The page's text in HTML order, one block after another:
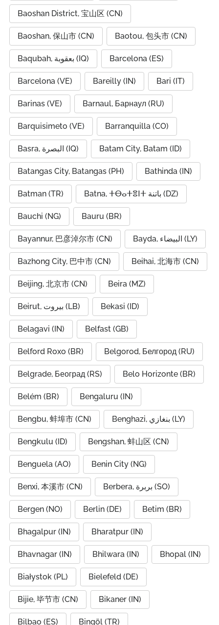
Baoshan District, 宝山区 (CN)
Baoshan, 保山市 (CN) Baotou, 包头市 (CN)
Baqubah, بعقوبة (IQ) Barcelona (ES)
Barcelona (VE) Bareilly (IN) Bari (IT)
Barinas (VE) Barnaul, Барнаул (RU)
Barquisimeto (VE) Barranquilla (CO)
Basra, البصرة (IQ) Batam City, Batam (ID)
Batangas City, Batangas (PH) Bathinda (IN)
Batman (TR) Batna, ⵜⴱⴰⵜⴻⵏⵜ باتنة (DZ)
Bauchi (NG) Bauru (BR)
Bayannur, 巴彦淖尔市 (CN) Bayda, البيضاء (LY)
Bazhong City, 巴中市 (CN) Beihai, 北海市 (CN)
Beijing, 北京市 (CN) Beira (MZ)
Beirut, بيروت (LB) Bekasi (ID)
Belagavi (IN) Belfast (GB)
Belford Roxo (BR) Belgorod, Белгород (RU)
Belgrade, Београд (RS) Belo Horizonte (BR)
Belém (BR) Bengaluru (IN)
Bengbu, 蚌埠市 (CN) Benghazi, بنغازي (LY)
Bengkulu (ID) Bengshan, 蚌山区 (CN)
Benguela (AO) Benin City (NG)
Benxi, 本溪市 (CN) Berbera, بربرة (SO)
Bergen (NO) Berlin (DE) Betim (BR)
Bhagalpur (IN) Bharatpur (IN)
Bhavnagar (IN) Bhilwara (IN) Bhopal (IN)
Białystok (PL) Bielefeld (DE)
Bijie, 毕节市 (CN) Bikaner (IN)
Bilbao (ES) Bingöl (TR)